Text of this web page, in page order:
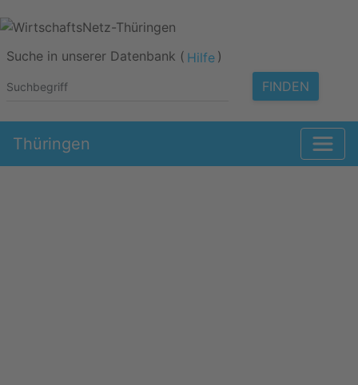
Suche in unserer Datenbank ( Hilfe )
FINDEN
Thüringen